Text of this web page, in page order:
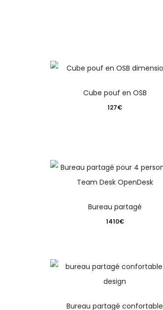
Cube pouf en OSB
127€
Bureau partagé
1410€
Bureau partagé confortable